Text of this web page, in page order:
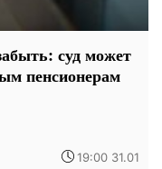
суд может
пенсионерам
19:00 31.01